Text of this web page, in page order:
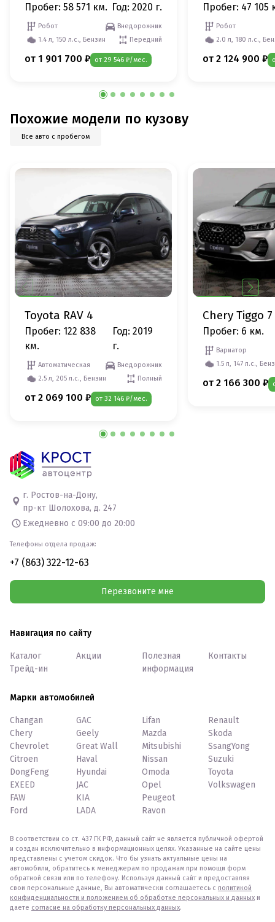
Пробег: 58 571 км. Год: 2020 г.
Робот
Внедорожник
1.4 л, 150 л.с., Бензин
Передний
от 1 901 700 ₽ от 29 546 ₽/мес.
Пробег: 47 105
Робот
2.0 л, 180 л.с.,
от 2 124 900 ₽
Похожие модели по кузову
Все авто с пробегом
Toyota RAV 4
Пробег: 122 838
км.
Год: 2019
г.
Автоматическая
Внедорожник
2.5 л, 205 л.с., Бензин
Полный
от 2 069 100 ₽ от 32 146 ₽/мес.
Chery Tiggo
Пробег: 6 км.
Вариатор
1.5 л, 147 л.с.,
от 2 166 300 ₽
г. Ростов-на-Дону,
пр-кт Шолохова, д. 247
Ежедневно с 09:00 до 20:00
Телефоны отдела продаж:
+7 (863) 322-12-63
Перезвоните мне
Навигация по сайту
Каталог
Трейд-ин
Акции
Полезная
информация
Контакты
Марки автомобилей
Changan
Chery
Chevrolet
Citroen
DongFeng
EXEED
FAW
Ford
GAC
Geely
Great Wall
Haval
Hyundai
JAC
KIA
LADA
Lifan
Mazda
Mitsubishi
Nissan
Omoda
Opel
Peugeot
Ravon
Renault
Skoda
SsangYong
Suzuki
Toyota
Volkswagen
В соответствии со ст. 437 ГК РФ, данный сайт не является публичной офертой
и создан исключительно в информационных целях. Указанные на сайте цены
представлены с учетом скидок. Что бы узнать актуальные цены на
автомобили, обратитесь к менеджерам по продажам при помощи форм
обратной связи или по телефону. Используя данный сайт и предоставляя
свои персональные данные, Вы автоматически соглашаетесь с политикой
конфиденциальности и положением об обработке персональных и данных и
даете согласие на обработку персональных данных.